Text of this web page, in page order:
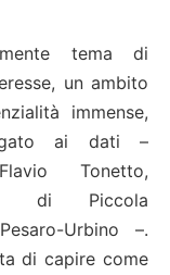
tema di
un ambito
immense,
ai dati –
Tonetto,
di Piccola
Urbino –.
di capire come